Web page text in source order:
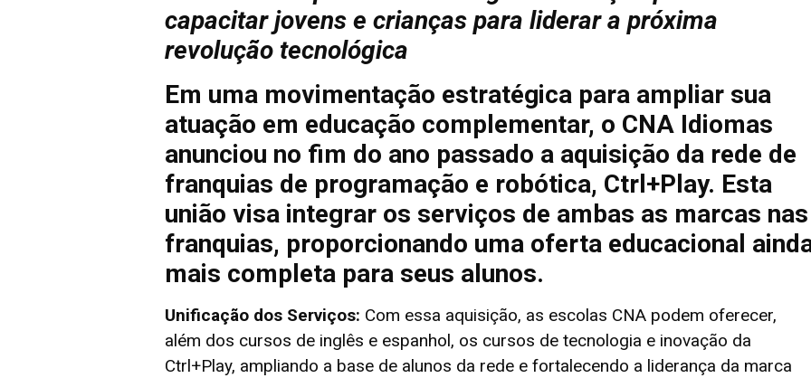
capacitar jovens e crianças para liderar a próxima
revolução tecnológica
Em uma movimentação estratégica para ampliar sua
atuação em educação complementar, o CNA Idiomas
anunciou no fim do ano passado a aquisição da rede de
franquias de programação e robótica, Ctrl+Play. Esta
união visa integrar os serviços de ambas as marcas nas
franquias, proporcionando uma oferta educacional
mais completa para seus alunos.
Unificação dos Serviços: Com essa aquisição, as escolas CNA podem oferecer,
além dos cursos de inglês e espanhol, os cursos de tecnologia e inovação da
Ctrl+Play, ampliando a base de alunos da rede e fortalecendo a liderança da marca